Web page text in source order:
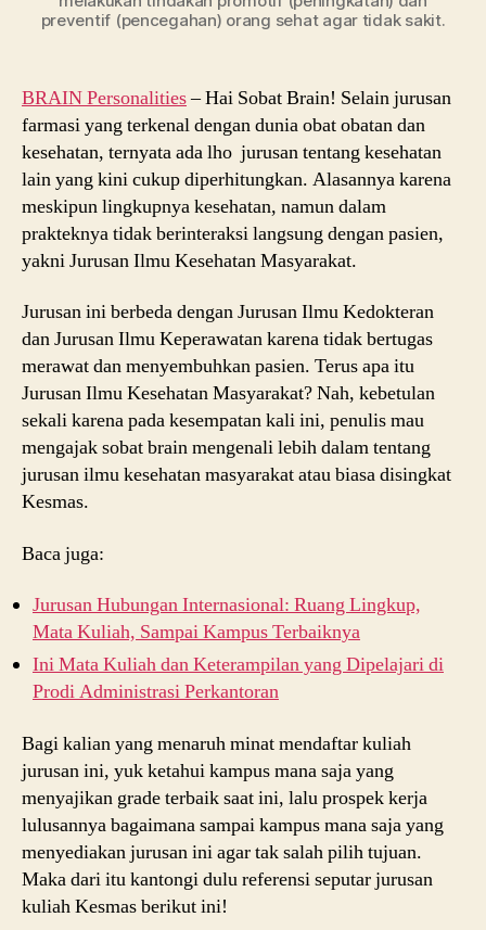
preventif (pencegahan) orang sehat agar tidak sakit.
BRAIN Personalities–Hai Sobat Brain! Selainjurusan
farmasi yang terkenal dengan dunia obat obatan dan
kesehatan, ternyata ada lho jurusan tentang kesehatan
lain yang kini cukup diperhitungkan. Alasannya karena
meskipun lingkupnya kesehatan, namun dalam
prakteknya tidak berinteraksi langsung dengan pasien,
yakni Jurusan Ilmu Kesehatan Masyarakat.
Jurusan ini berbeda dengan Jurusan Ilmu Kedokteran
dan Jurusan Ilmu Keperawatan karena tidak bertugas
merawat dan menyembuhkan pasien. Terus apa itu
Jurusan Ilmu Kesehatan Masyarakat?Nah, kebetulan
sekali karena pada kesempatan kali ini, penulis mau
mengajak sobat brain mengenali lebih dalam tentang
jurusan ilmu kesehatan masyarakat atau biasa disingkat
Kesmas.
Baca juga:
Jurusan Hubungan Internasional: Ruang Lingkup,
Mata Kuliah, Sampai Kampus Terbaiknya
Ini Mata Kuliah dan Keterampilan yang Dipelajari di
Prodi Administrasi Perkantoran
Bagi kalian yang menaruh minat mendaftar kuliah
jurusan ini, yuk ketahui kampus mana saja yang
menyajikan grade terbaik saat ini, lalu prospek kerja
lulusannya bagaimana sampai kampus mana saja yang
menyediakan jurusan ini agar tak salah pilih tujuan.
Maka dari itu kantongi dulu referensi seputar jurusan
kuliah Kesmas berikut ini!